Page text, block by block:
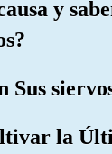
y
Sus
la